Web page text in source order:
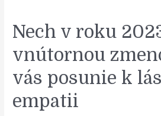
rovnováhu
Nech v roku
vnútornou
vás posunie k
empatii